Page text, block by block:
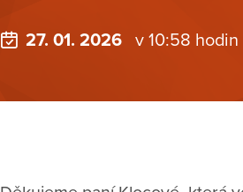
27. 01. 2026 v 10:58 hodin